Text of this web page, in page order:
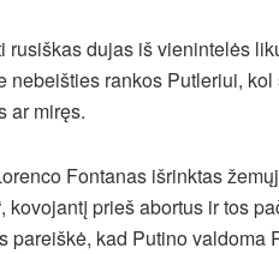
dujas iš vienintelės
nebeišties rankos Putleriui,
ar miręs.
Fontanas išrinktas
kovojantį prieš abortus ir tos
kad Putino valdoma